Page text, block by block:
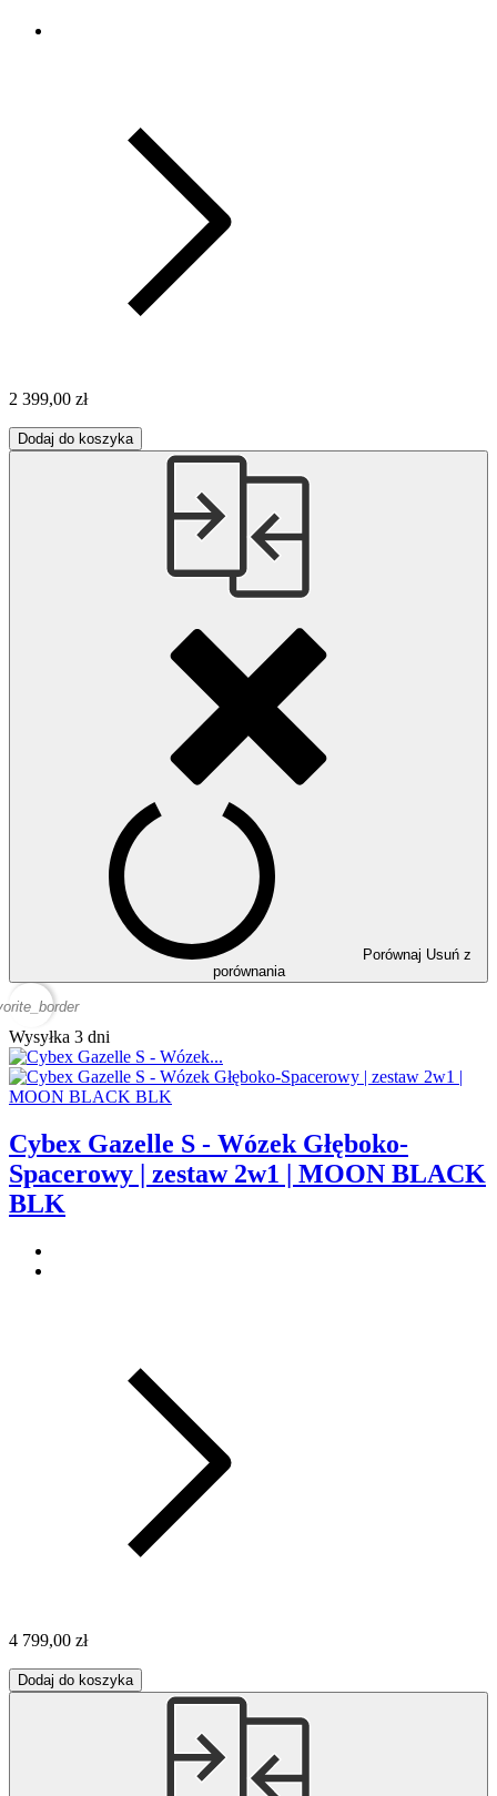
2 399,00 zł
Dodaj do koszyka
Porównaj Usuń z
porównania
Wysyłka 3 dni
Cybex Gazelle S - Wózek Głęboko-
Spacerowy | zestaw 2w1 | MOON BLACK
BLK
4 799,00 zł
Dodaj do koszyka